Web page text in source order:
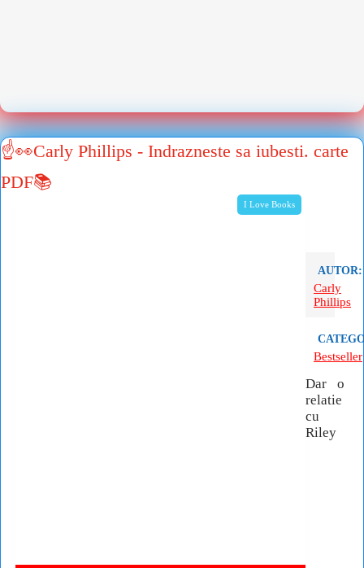
I Love Books
☝👀Carly Phillips - Indrazneste sa iubesti. carte
PDF📚
AUTOR:
Carly
Phillips
Bestseller
Dar o
relatie
cu
Riley